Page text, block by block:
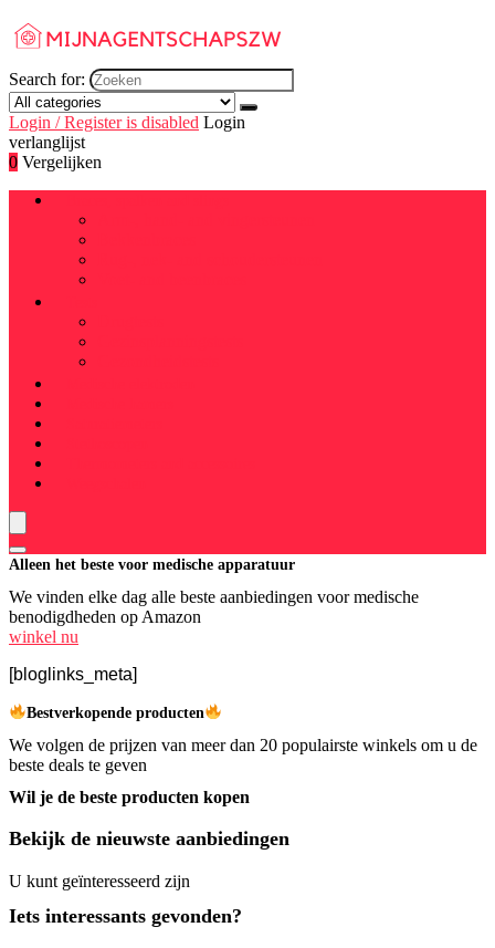
Search for:
Login / Register is disabled Login
verlanglijst
0 Vergelijken
Alleen het beste voor medische apparatuur
We vinden elke dag alle beste aanbiedingen voor medische
benodigdheden op Amazon
winkel nu
[bloglinks_meta]
Bestverkopende producten
We volgen de prijzen van meer dan 20 populairste winkels om u de
beste deals te geven
Wil je de beste producten kopen
Bekijk de nieuwste aanbiedingen
U kunt geïnteresseerd zijn
Iets interessants gevonden?